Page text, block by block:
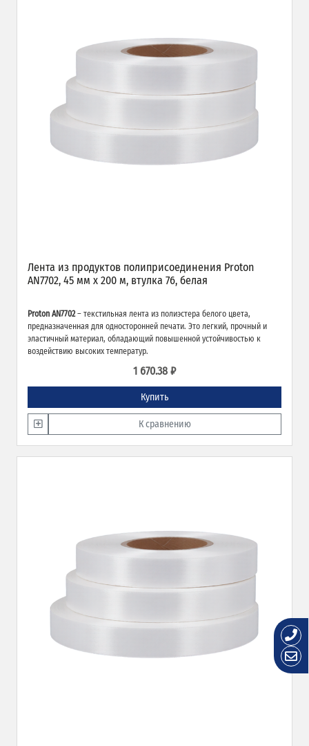
Лента из продуктов полиприсоединения Proton
AN7702, 45 мм х 200 м, втулка 76, белая
Proton AN7702– текстильная лента из полиэстера белого цвета,
предназначенная для односторонней печати. Это легкий, прочный и
эластичный материал, обладающий повышенной устойчивостью к
воздействию высоких температур.
1 670.38 ₽
Купить
К сравнению